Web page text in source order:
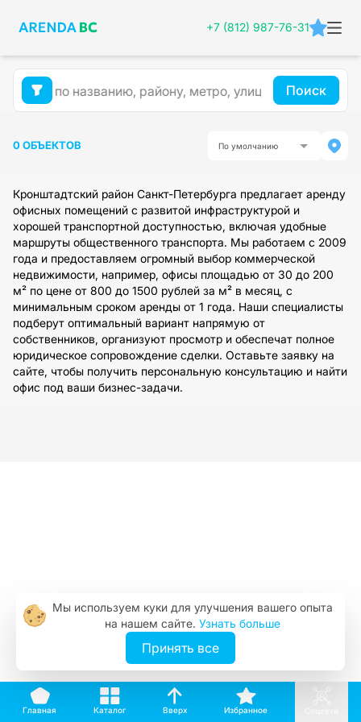
+7 (812) 987-76-31
Поиск
0 ОБЪЕКТОВ По умолчанию
Кронштадтский район Санкт-Петербурга предлагает аренду
офисных помещений с развитой инфраструктурой и
хорошей транспортной доступностью, включая удобные
маршруты общественного транспорта. Мы работаем с 2009
года и предоставляем огромный выбор коммерческой
недвижимости, например, офисы площадью от 30 до 200
м² по цене от 800 до 1500 рублей за м² в месяц, с
минимальным сроком аренды от 1 года. Наши специалисты
подберут оптимальный вариант напрямую от
собственников, организуют просмотр и обеспечат полное
юридическое сопровождение сделки. Оставьте заявку на
сайте, чтобы получить персональную консультацию и найти
офис под ваши бизнес-задачи.
Главная Каталог Вверх Избранное
Мы используем куки для улучшения вашего опыта
на нашем сайте. Узнать больше
Принять все